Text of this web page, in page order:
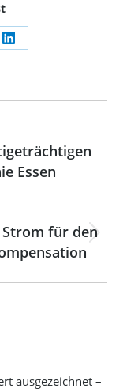
Share
LinkedIn
Essen
für den
ausgezeichnet –